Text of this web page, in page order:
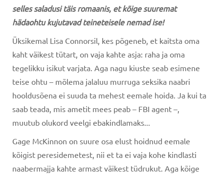
selles saladusi täis romaanis, et kõige suuremat
hädaohtu kujutavad teineteisele nemad ise!
Üksikemal Lisa Connorsil, kes põgeneb, et kaitsta oma
kaht väikest tütart, on vaja kahte asja: raha ja oma
tegelikku isikut varjata. Aga nagu kiuste seab esimene
teise ohtu – mõlema jalaluu murruga seksika naabri
hooldusõena ei suuda ta mehest eemale hoida. Ja kui ta
saab teada, mis ametit mees peab – FBI agent –,
muutub olukord veelgi ebakindlamaks...
Gage McKinnon on suure osa elust hoidnud eemale
kõigist peresidemetest, nii et ta ei vaja kohe kindlasti
naabermajja kahte armast väikest tüdrukut. Aga kõige